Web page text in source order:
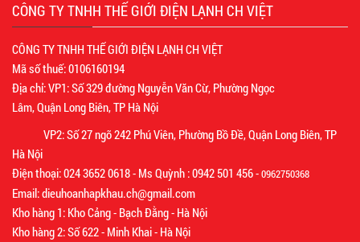
CÔNG TY TNHH THẾ GIỚI ĐIỆN LẠNH CH VIỆT
CÔNG TY TNHH THẾ GIỚI ĐIỆN LẠNH CH VIỆT
Mã số thuế: 0106160194
Địa chỉ: VP1: Số 329 đường Nguyễn Văn Cừ, Phường Ngọc
Lâm, Quận Long Biên, TP Hà Nội
VP2: Số 27 ngõ 242 Phú Viên, Phường Bồ Đề, Quận Long Biên, TP
Hà Nội
Điện thoại: 024 3652 0618 - Ms Quỳnh : 0942 501 456 -0962750368
Email: dieuhoanhapkhau.ch@gmail.com
Kho hàng 1: Kho Cảng - Bạch Đằng - Hà Nội
Kho hàng 2: Số 622 - Minh Khai - Hà Nội